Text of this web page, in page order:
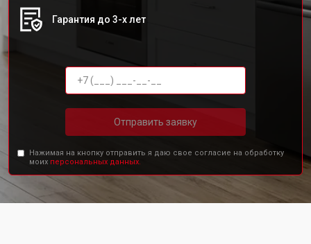
Гарантия до 3-х лет
Отправить заявку
Нажимая на кнопку отправить я даю свое согласие на обработку
моих персональных данных.